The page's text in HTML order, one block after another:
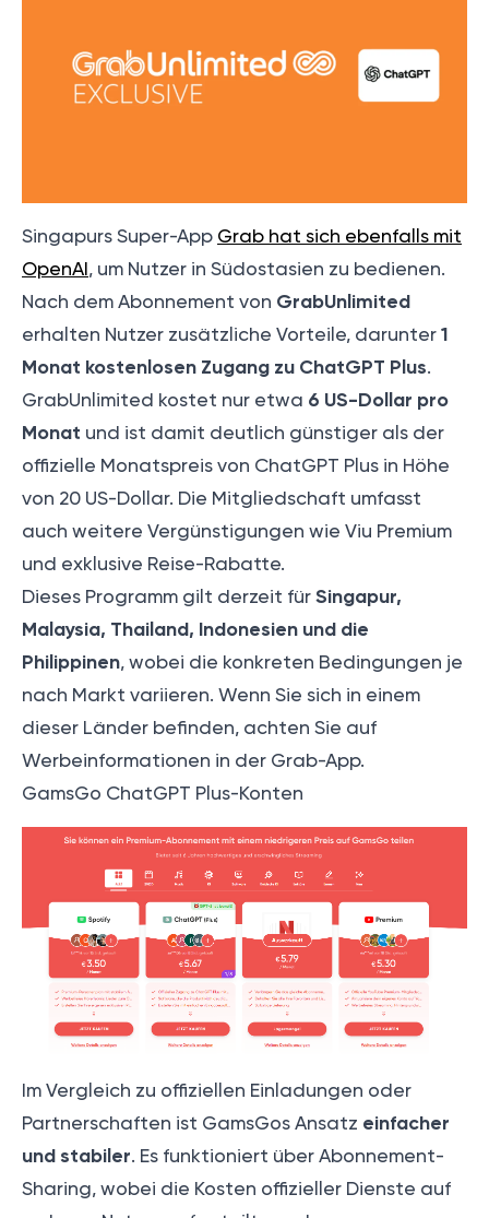
Singapurs Super-App Grab hat sich ebenfalls mit
OpenAI, um Nutzer in Südostasien zu bedienen.
Nach dem Abonnement von GrabUnlimited
erhalten Nutzer zusätzliche Vorteile, darunter 1
Monat kostenlosen Zugang zu ChatGPT Plus.
GrabUnlimited kostet nur etwa 6 US-Dollar pro
Monat und ist damit deutlich günstiger als der
offizielle Monatspreis von ChatGPT Plus in Höhe
von 20 US-Dollar. Die Mitgliedschaft umfasst
auch weitere Vergünstigungen wie Viu Premium
und exklusive Reise-Rabatte.
Dieses Programm gilt derzeit für Singapur,
Malaysia, Thailand, Indonesien und die
Philippinen, wobei die konkreten Bedingungen je
nach Markt variieren. Wenn Sie sich in einem
dieser Länder befinden, achten Sie auf
Werbeinformationen in der Grab-App.
GamsGo ChatGPT Plus-Konten
Im Vergleich zu offiziellen Einladungen oder
Partnerschaften ist GamsGos Ansatz einfacher
und stabiler. Es funktioniert über Abonnement-
Sharing, wobei die Kosten offizieller Dienste auf